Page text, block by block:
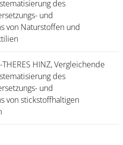
des
und
von Naturstoffen und
THERES HINZ, Vergleichende
des
und
von stickstoffhaltigen